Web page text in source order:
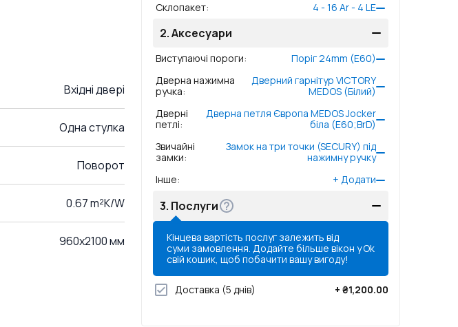
Вхідні двері
Одна стулка
Поворот
0.67 m²K/W
960x2100 мм
Склопакет: 4 - 16 Ar - 4 LE
2.Аксесуари
Виступаючі пороги:
Поріг 24mm (E60)
Дверна нажимна
ручка:
Дверний гарнітур VICTORY
MEDOS (Білий)
Дверні
петлі:
Дверна петля Європа MEDOS Jocker
біла (E60;BrD)
Звичайні
замки:
Замок на три точки (SECURY) під
нажимну ручку
Інше: + Додати
3. Послуги
Кінцева вартість послуг залежить від
суми замовлення. Додайте більше вікон у
свій кошик, щоб побачити вашу вигоду!
Ok
Доставка (5 днів) + ₴1,200.00